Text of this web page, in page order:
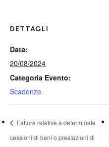
DETTAGLI
Data:
20/08/2024
Categoria Evento:
Scadenze
Fatture relative a determinate
cessioni di beni o prestazioni di